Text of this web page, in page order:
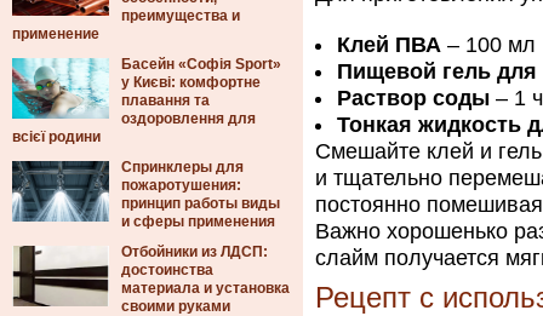
преимущества и
применение
Басейн «Софія Sport»
у Києві: комфортне
плавання та
оздоровлення для
всієї родини
Спринклеры для
пожаротушения:
принцип работы виды
и сферы применения
Отбойники из ЛДСП:
достоинства
материала и установка
своими руками
Клей ПВА – 100 мл
Пищевой гель для
Раствор соды – 1
Тонкая жидкость
Смешайте клей и
и тщательно
постоянно
Важно хорошенько
слайм получается
Рецепт с